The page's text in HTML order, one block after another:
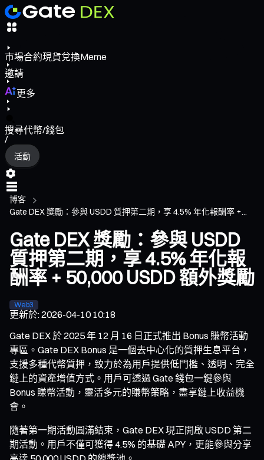
市場合約現貨兌換Meme
邀請
更多
搜尋代幣/錢包
/
活動
博客
Gate DEX 獎勵：參與 USDD 質押第二期，享 4.5% 年化報酬率 +...
Gate DEX 獎勵：參與 USDD
質押第二期，享 4.5% 年化報
酬率 + 50,000 USDD 額外獎勵
Web3
更新於:2026-04-10 10:18
Gate DEX 於 2025 年 12 月 16 日正式推出 Bonus 賺幣活動
專區。Gate DEX Bonus 是一個去中心化的質押生息平台，
支援多種代幣質押，致力於為用戶提供低門檻、透明、完全
鏈上的資產增值方式。用戶可透過 Gate 錢包一鍵參與
Bonus 賺幣活動，靈活多元的賺幣策略，盡享鏈上收益機
會。
隨著第一期活動圓滿結束，Gate DEX 現正開啟 USDD 第二
期活動。用戶不僅可獲得 4.5% 的基礎 APY，更能參與分享